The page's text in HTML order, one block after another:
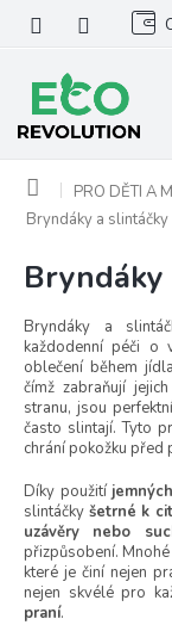
obsah
Domů PRO DĚTI A
Bryndáky a slintáčky
Bryndáky a
každodenní péči o
oblečení během
čímž zabraňují
stranu, jsou
často slintají. Tyto
chrání pokožku
Díky použití
slintáčky šetrné k
uzávěry nebo
přizpůsobení.
které je činí nejen
nejen skvélé pro
praní.